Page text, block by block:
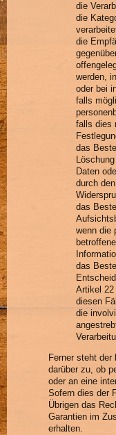
die
die
die
werden,
oder bei
falls
falls dies
das
Daten
durch
das
wenn die
das
Artikel
diesen
die
Ferner steht
darüber zu, ob
oder an eine
Sofern dies der
Übrigen das
Garantien im
erhalten.